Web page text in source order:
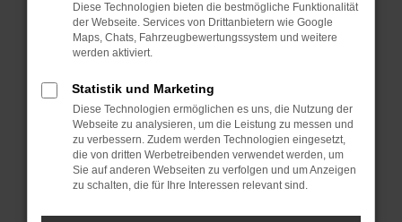
Starte dein Gerät neu.
Das kann manchmal helfen,
vorübergehende Probleme zu beheben.
Stelle sicher, dass dein Browser und dein
Betriebssystem auf dem neuesten Stand
sind.
Veraltete Software birgt nicht nur ein
Sicherheitsrisiko, sondern kann auch dazu
führen, dass bestimmte Funktionen nicht
mehr unterstützt werden.
Diese Technologien bieten die bestmögliche Funktionalität
der Webseite. Services von Drittanbietern wie Google
Maps, Chats, Fahrzeugbewertungssystem und weitere
werden aktiviert.
Statistik und Marketing
Diese Technologien ermöglichen es uns, die Nutzung der
Webseite zu analysieren, um die Leistung zu messen und
zu verbessern. Zudem werden Technologien eingesetzt,
die von dritten Werbetreibenden verwendet werden, um
Sie auf anderen Webseiten zu verfolgen und um Anzeigen
zu schalten, die für Ihre Interessen relevant sind.